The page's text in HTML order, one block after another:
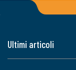
Ultimi articoli